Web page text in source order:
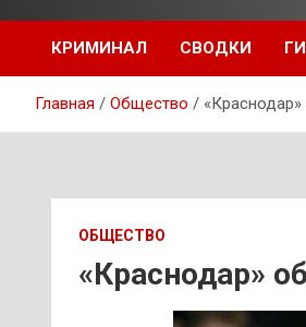
КРИМИНАЛ СВОДКИ
Главная Общество
ОБЩЕСТВО
«Краснодар»